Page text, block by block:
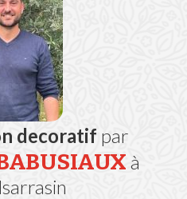
decoratif par
à